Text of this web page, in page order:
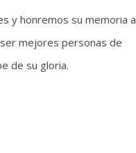
y honremos su memoria a
mejores personas de
de su gloria.